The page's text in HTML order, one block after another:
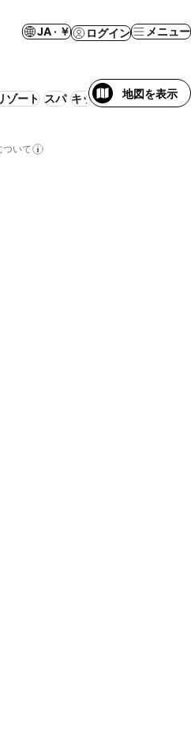
JA · ￥ ログイン メニュー
ゾート スパ キッチン ホットタブ
地図を表示
ついて